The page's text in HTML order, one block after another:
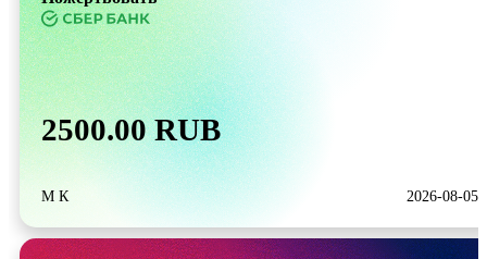
2500.00 RUB
М К 2026-08-05